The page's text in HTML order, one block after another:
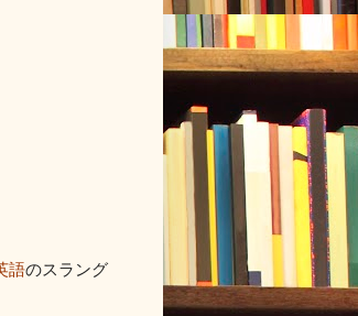
語のスラング